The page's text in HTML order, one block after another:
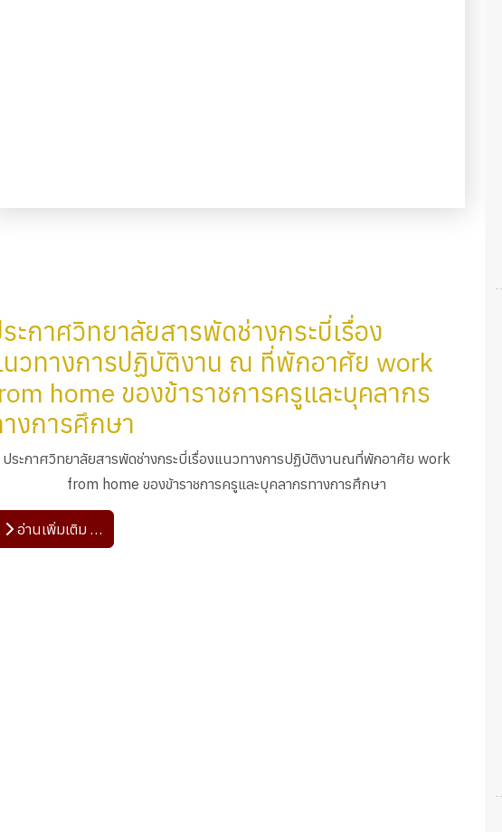
ะกาศวิทยาลัยสารพัดช่างกระบี่เรื่อง
วทางการปฏิบัติงาน ณ ที่พักอาศัย work
home ของข้าราชการครูและบุคลากร
งการศึกษา
ประกาศวิทยาลัยสารพัดช่างกระบี่เรื่องแนวทางการปฏิบัติงานณที่พักอาศัย work
from home ของข้าราชการครูและบุคลากรทางการศึกษา
อ่านเพิ่มเติม …